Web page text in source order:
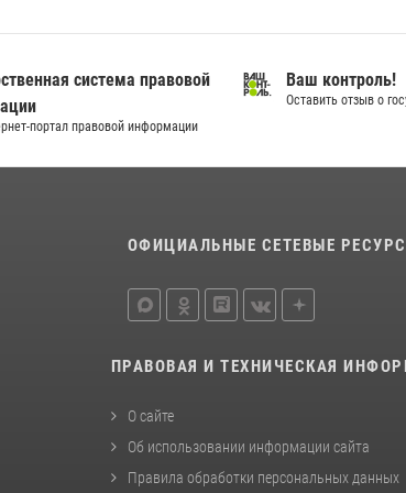
Всероссийского форума
13 июля 2026, 11:47 2
система правовой
портал правовой информации
Ваш контроль!
Оставить отзыв о
ОФИЦИАЛЬНЫЕ СЕТЕВЫЕ
ПРАВОВАЯ И ТЕХНИЧЕСКАЯ
О сайте
Об использовании информации сайта
Правила обработки персональных данных